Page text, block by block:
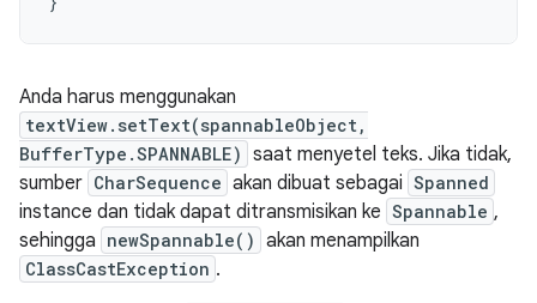
Anda harus menggunakan
textView.setText(spannableObject,
BufferType.SPANNABLE) saat menyetel teks. Jika tidak,
sumber CharSequence akan dibuat sebagai Spanned
instance dan tidak dapat ditransmisikan ke Spannable ,
sehingga newSpannable() akan menampilkan
ClassCastException .